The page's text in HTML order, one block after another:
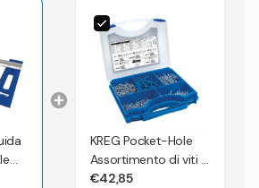
KREG Pocket-Hole
Assortimento di viti a
foro, autofilettanti -
€42,85